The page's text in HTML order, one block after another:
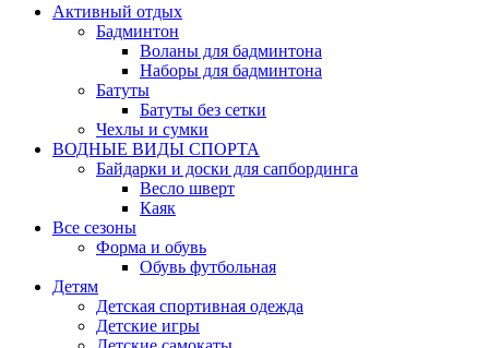
Активный отдых
Бадминтон
Воланы для бадминтона
Наборы для бадминтона
Батуты
Батуты без сетки
Чехлы и сумки
ВОДНЫЕ ВИДЫ СПОРТА
Байдарки и доски для сапбординга
Весло шверт
Каяк
Все сезоны
Форма и обувь
Обувь футбольная
Детям
Детская спортивная одежда
Детские игры